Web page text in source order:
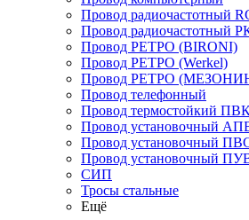
Провод радиочастотный
Провод радиочастотный
Провод РЕТРО (BIRONI)
Провод РЕТРО (Werkel)
Провод РЕТРО
Провод телефонный
Провод термостойкий
Провод установочный
Провод установочный
Провод установочный
СИП
Тросы стальные
Ещё